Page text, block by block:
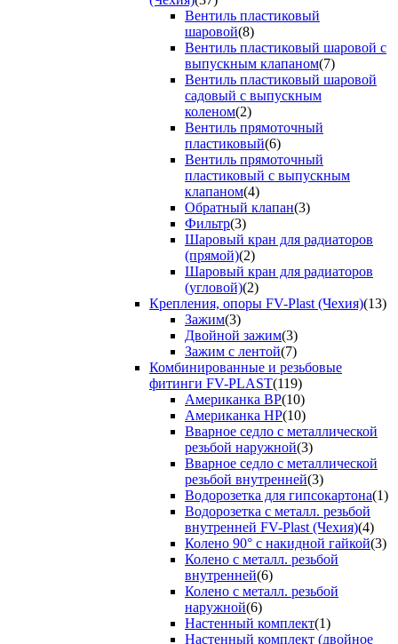
Вентиль пластиковый
шаровой(8)
Вентиль пластиковый шаровой с
выпускным клапаном(7)
Вентиль пластиковый шаровой
садовый с выпускным
коленом(2)
Вентиль прямоточный
пластиковый(6)
Вентиль прямоточный
пластиковый с выпускным
клапаном(4)
Обратный клапан(3)
Фильтр(3)
Шаровый кран для радиаторов
(прямой)(2)
Шаровый кран для радиаторов
(угловой)(2)
Крепления, опоры FV-Plast (Чехия)(13)
Зажим(3)
Двойной зажим(3)
Зажим с лентой(7)
Комбинированные и резьбовые
фитинги FV-PLAST(119)
Американка ВР(10)
Американка НР(10)
Вварное седло с металлической
резьбой наружной(3)
Вварное седло с металлической
резьбой внутренней(3)
Водорозетка для гипсокартона(1)
Водорозетка с металл. резьбой
внутренней FV-Plast (Чехия)(4)
Колено 90° с накидной гайкой(3)
Колено с металл. резьбой
внутренней(6)
Колено с металл. резьбой
наружной(6)
Настенный комплект(1)
Настенный комплект (двойное